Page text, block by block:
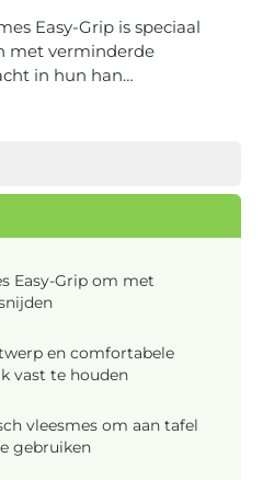
Easy-Grip is speciaal
met verminderde
in hun han…
Easy-Grip om met
en comfortabele
vast te houden
vleesmes om aan tafel
gebruiken